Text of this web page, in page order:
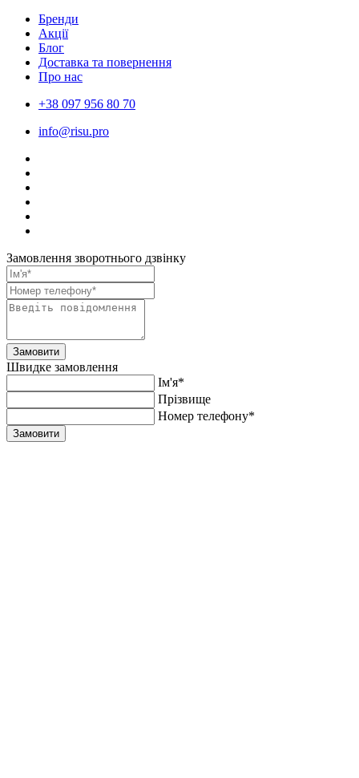
Бренди
Акції
Блог
Доставка та повернення
Про нас
+38 097 956 80 70
info@risu.pro
Замовлення зворотнього дзвінку
Замовити
Швидке замовлення
Ім'я*
Прiзвище
Номер телефону*